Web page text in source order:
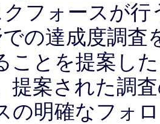
フォースが
の達成度調査
ことを提案し
提案された調
の明確なフォ